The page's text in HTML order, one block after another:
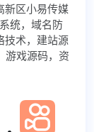
新区小易传媒
统，域名防
技术，建站源
游戏源码，资